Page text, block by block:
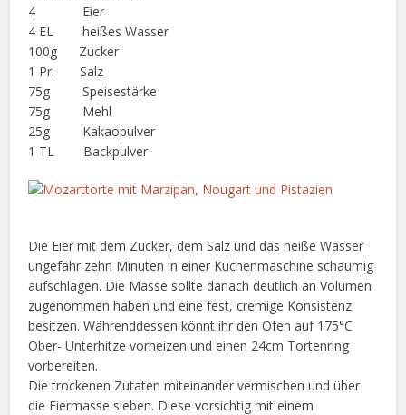
4 Eier
4 EL heißes Wasser
100g Zucker
1 Pr. Salz
75g Speisestärke
75g Mehl
25g Kakaopulver
1 TL Backpulver
Die Eier mit dem Zucker, dem Salz und das heiße Wasser
ungefähr zehn Minuten in einer Küchenmaschine schaumig
aufschlagen. Die Masse sollte danach deutlich an Volumen
zugenommen haben und eine fest, cremige Konsistenz
besitzen. Währenddessen könnt ihr den Ofen auf 175°C
Ober- Unterhitze vorheizen und einen 24cm Tortenring
vorbereiten.
Die trockenen Zutaten miteinander vermischen und über
die Eiermasse sieben. Diese vorsichtig mit einem